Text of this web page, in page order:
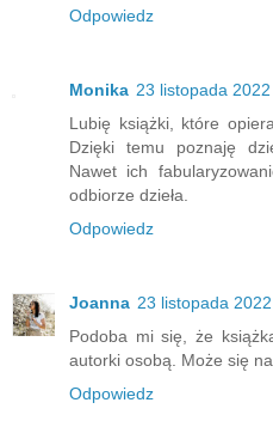
Odpowiedz
Monika 23 listopada
Lubię książki, które
Dzięki temu poznaję
Nawet ich
odbiorze dzieła.
Odpowiedz
Joanna 23 listopada 2022
Podoba mi się, że
autorki osobą. Może się
Odpowiedz